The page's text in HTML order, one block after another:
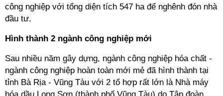
công nghiệp với tổng diện tích 547 ha để nghênh đón nhà
đầu tư.
Hình thành 2 ngành công nghiệp mới
Sau nhiều năm gây dựng, ngành công nghiệp hóa chất -
ngành công nghiệp hoàn toàn mới mẻ đã hình thành tại
tỉnh Bà Rịa - Vũng Tàu với 2 tổ hợp rất lớn là Nhà máy